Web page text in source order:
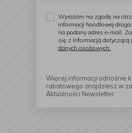
Wyrażam na zgodę na
informacji handlowej
na podany adres e-mail.
się z informacją dotyczącą
danych osobowych.
Więcej informacji odnośnie
rabatowego znajdziesz w
Aktualności Newsletter.